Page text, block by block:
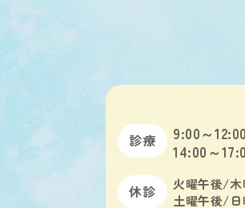
9:00～12:00
14:00～
火曜午後/
土曜午後/日